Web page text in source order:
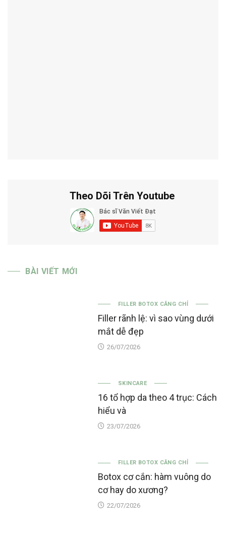
Theo Dõi Trên Youtube
BÀI VIẾT MỚI
FILLER BOTOX CĂNG CHỈ
Filler rãnh lệ: vì sao vùng dưới
mắt dễ đẹp
26/07/2026
SKINCARE
16 tổ hợp da theo 4 trục: Cách
hiểu và
23/07/2026
FILLER BOTOX CĂNG CHỈ
Botox cơ cắn: hàm vuông do
cơ hay do xương?
22/07/2026